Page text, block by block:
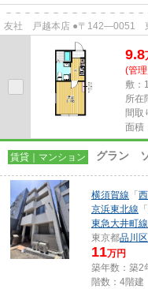
－－－－－－－－－－－－－－－－－
友社 戸越本店 ●〒142―0051
銀座1階 ●TEL：03-3783-1218...
9.8
(管
敷：
所在
間取
面積
賃貸｜マンション グラン
横須賀線 「
京浜東北線 「
東急大井町線
東京都品川区
11万円
築年数：築2
階数：4階建